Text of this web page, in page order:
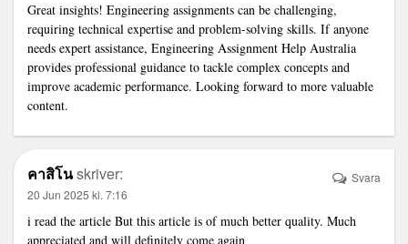
Great insights! Engineering assignments can be challenging,
requiring technical expertise and problem-solving skills. If anyone
needs expert assistance, Engineering Assignment Help Australia
provides professional guidance to tackle complex concepts and
improve academic performance. Looking forward to more valuable
content.
คาสิโนskriver:
20 Jun 2025 kl. 7:16
i read the article But this article is of much better quality. Much
appreciated and will definitely come again
Svara